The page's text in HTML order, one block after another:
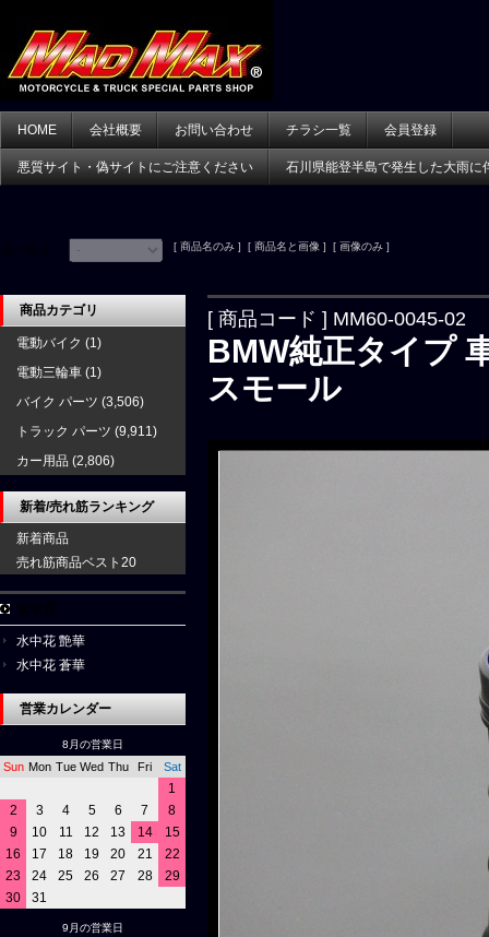
HOME 会社概要 お問い合わせ チラシ一覧 会員登録
悪質サイト・偽サイトにご注意ください 石川県能登半島で発生した大雨に
[ 商品名のみ ] [ 商品名と画像 ] [ 画像のみ ]
[ 商品コード ] MM60-0045-02
BMW純正タイプ
スモール
商品カテゴリ
電動バイク (1)
電動三輪車 (1)
バイク パーツ (3,506)
トラック パーツ (9,911)
カー用品 (2,806)
新着/売れ筋ランキング
新着商品
売れ筋商品ベスト20
水中花 艶華
水中花 蒼華
営業カレンダー
8月の営業日
Sun Mon Tue Wed Thu Fri Sat
1
2
3 4 5 6 7
8
9
10 11 12 13 14
15
16
17 18 19 20 21
22
23
24 25 26 27 28
29
30
31
9月の営業日